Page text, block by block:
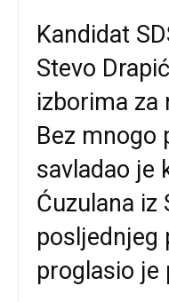
Kandidat
Stevo
izborima za
Bez mnogo
savladao je
Ćuzulana iz
posljednjeg
proglasio je